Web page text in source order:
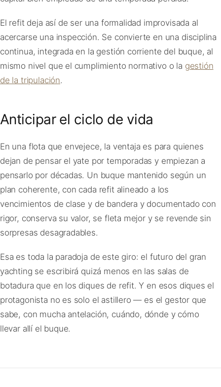
El refit deja así de ser una formalidad improvisada al
acercarse una inspección. Se convierte en una disciplina
continua, integrada en la gestión corriente del buque, al
mismo nivel que el cumplimiento normativo o la gestión
de la tripulación.
Anticipar el ciclo de vida
En una flota que envejece, la ventaja es para quienes
dejan de pensar el yate por temporadas y empiezan a
pensarlo por décadas. Un buque mantenido según un
plan coherente, con cada refit alineado a los
vencimientos de clase y de bandera y documentado con
rigor, conserva su valor, se fleta mejor y se revende sin
sorpresas desagradables.
Esa es toda la paradoja de este giro: el futuro del gran
yachting se escribirá quizá menos en las salas de
botadura que en los diques de refit. Y en esos diques el
protagonista no es solo el astillero — es el gestor que
sabe, con mucha antelación, cuándo, dónde y cómo
llevar allí el buque.